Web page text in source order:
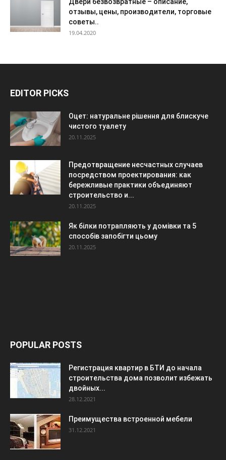
отзывы, цены, производители, торговые
советы..
19.04.2020
EDITOR PICKS
Оцет: натуральне рішення для блискуче
чистого туалету
20.11.2025
Предотвращение несчастных случаев
посредством проектирования: как
бережливые практики объединяют
строительство и...
20.11.2025
Як білки потрапляють у домівки та 5
способів запобігти цьому
20.11.2025
POPULAR POSTS
Регистрация квартир в БТИ до начала
строительства дома позволит избежать
двойных...
28.12.2021
Преимущества встроенной мебели
31.12.2021